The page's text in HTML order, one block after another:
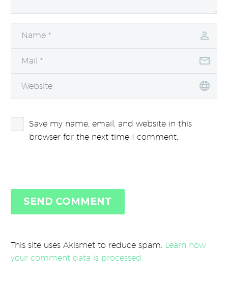
Save my name, email, and website in this
browser for the next time I comment.
SEND COMMENT
This site uses Akismet to reduce spam. Learn how
your comment data is processed.